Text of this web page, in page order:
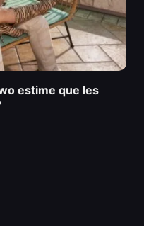
estime que les